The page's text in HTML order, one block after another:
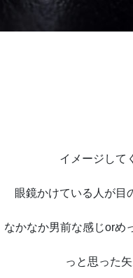
イメージして
眼鏡かけている人が目
なかなか男前な感じorめ
っと思った矢